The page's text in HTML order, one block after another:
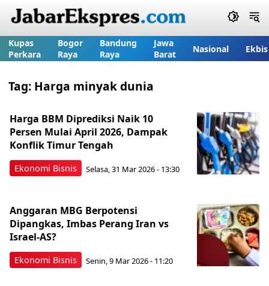
Kupas
Perkara
Bogor
Raya
Bandung
Raya
Jawa
Barat
Nasional Ekbis
Tag: Harga minyak dunia
Ekonomi Bisnis
Harga BBM Diprediksi Naik 10
Persen Mulai April 2026, Dampak
Konflik Timur Tengah
Selasa, 31 Mar 2026 - 13:30
Ekonomi Bisnis
Anggaran MBG Berpotensi
Dipangkas, Imbas Perang Iran vs
Israel-AS?
Senin, 9 Mar 2026 - 11:20